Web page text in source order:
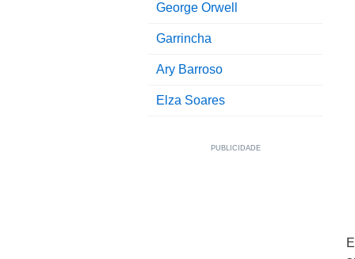
George Orwell
Garrincha
Ary Barroso
Elza Soares